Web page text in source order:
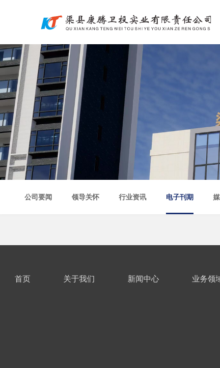
公司要闻 领导关怀 行业资讯 电子刊期
首页 关于我们 新闻中心 业务领